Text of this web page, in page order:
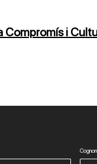
Compromís i